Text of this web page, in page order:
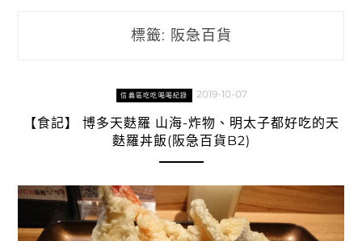
標籤: 阪急百貨
信義區吃吃喝喝紀錄 2019-10-07
【食記】 博多天麩羅 山海-炸物、明太子都好吃的天
麩羅丼飯(阪急百貨B2)